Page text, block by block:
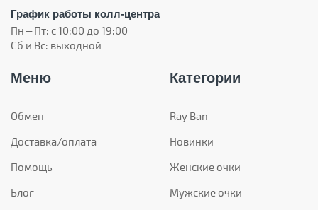
График работы колл-центра
Пн – Пт: с 10:00 до 19:00
Сб и Вс: выходной
Меню
Обмен
Доставка/оплата
Помощь
Блог
Категории
Ray Ban
Новинки
Женские очки
Мужские очки